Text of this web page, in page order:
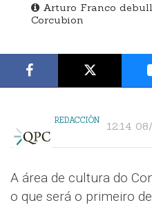
Arturo Franco
Corcubion
REDACCIÓN 12:14
A área de cultura do
o que será o primeiro